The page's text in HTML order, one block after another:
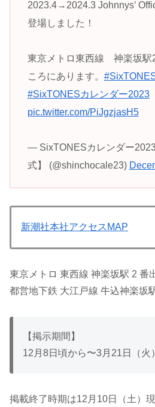
2023.4→2024.3 Johnnys’
登場しました！
東京メトロ東西線 神楽坂駅
ころにあります。
#SixTONESカレンダー2023
pic.twitter.com/PiJgzjasH5
— SixTONESカレンダー
式】 (@shinchocale23)
新潮社本社アクセスMAP
東京メトロ 東西線 神楽坂駅 2 番
都営地下鉄 大江戸線 牛込神楽坂
【掲示期間】
12月8日頃から〜3月21日（火）
掲載終了時期は12月10日（土）